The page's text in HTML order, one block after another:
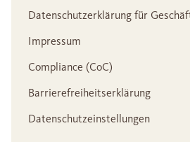
Datenschutzerklärung für
Impressum
Compliance (CoC)
Barrierefreiheitserklärung
Datenschutzeinstellungen